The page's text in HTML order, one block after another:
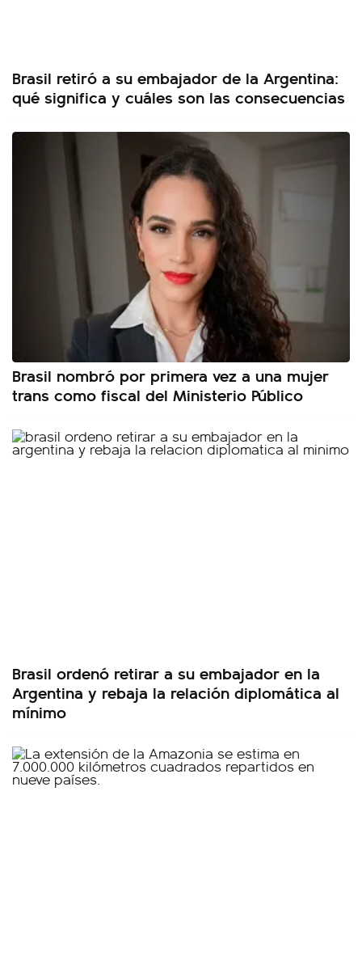
Brasil retiró a su embajador de la Argentina:
qué significa y cuáles son las consecuencias
Brasil nombró por primera vez a una mujer
trans como fiscal del Ministerio Público
Brasil ordenó retirar a su embajador en la
Argentina y rebaja la relación diplomática al
mínimo